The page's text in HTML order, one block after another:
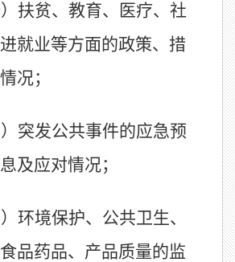
）扶贫、教育、医疗、社
就业等方面的政策、措
况；
）突发公共事件的应急预
及应对情况；
）环境保护、公共卫生、
品药品、产品质量的监